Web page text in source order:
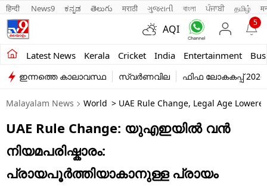
हिन्दी News9 ಕನ್ನಡ తెలుగు मराठी ગુજરાતી বাংলা ਪੰਜਾਬੀ தமிழ்
AQI
5
Latest News Kerala Cricket India Entertainment
Kerala
India
Entertainment
Business
Education
ഇന്നത്തെ കാലാവസ്ഥ സ്വർണവില ഫിഫ ലോകകപ്പ് 2026
Malayalam News World > UAE Rule Change, Legal Age
UAE Rule Change: യുഎഇയിൽ വൻ
നിയമപരിഷ്കാരം:
പ്രായപൂർത്തിയാകാനുള്ള പ്രായം